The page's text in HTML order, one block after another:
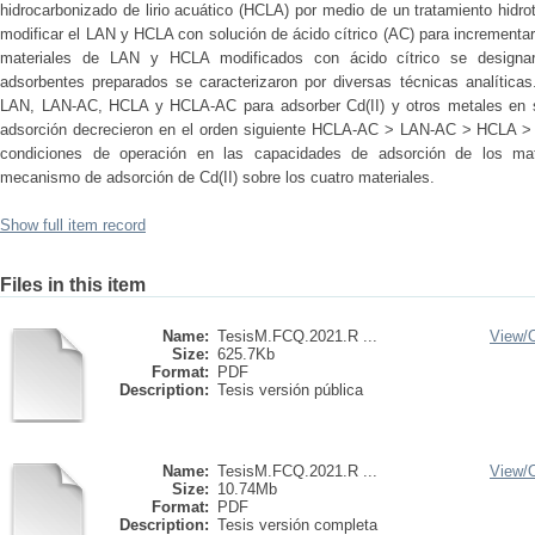
hidrocarbonizado de lirio acuático (HCLA) por medio de un tratamiento
modificar el LAN y HCLA con solución de ácido cítrico (AC) para
materiales de LAN y HCLA modificados con ácido cítrico se
adsorbentes preparados se caracterizaron por diversas técnicas
LAN, LAN-AC, HCLA y HCLA-AC para adsorber Cd(II) y otros metales
adsorción decrecieron en el orden siguiente HCLA-AC > LAN-AC > HCLA
condiciones de operación en las capacidades de adsorción de los
mecanismo de adsorción de Cd(II) sobre los cuatro materiales.
Show full item record
Files in this item
Name: TesisM.FCQ.2021.R ...
Size: 625.7Kb
Format:
PDF
Description: Tesis versión pública
View/
Name: TesisM.FCQ.2021.R ...
Size: 10.74Mb
Format:
PDF
Description: Tesis versión completa
View/